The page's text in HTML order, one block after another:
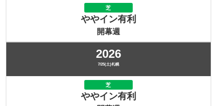
芝
ややイン有利
開幕週
2026
7/25(土)札幌
芝
ややイン有利